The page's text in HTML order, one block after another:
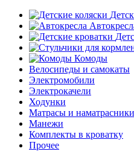
Комоды
Велосипеды и самокаты
Электромобили
Электрокачели
Ходунки
Матрасы и наматрасники
Манежи
Комплекты в кроватку
Прочее